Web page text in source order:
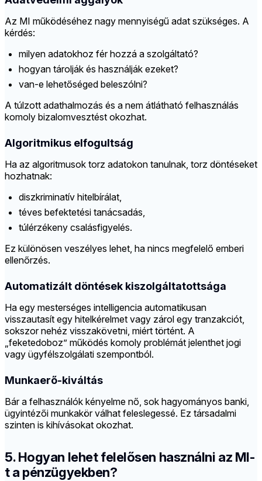
Az MI működéséhez nagy mennyiségű adat szükséges. A
kérdés:
milyen adatokhoz fér hozzá a szolgáltató?
hogyan tárolják és használják ezeket?
van-e lehetőséged beleszólni?
A túlzott adathalmozás és a nem átlátható felhasználás
komoly bizalomvesztést okozhat.
Algoritmikus elfogultság
Ha az algoritmusok torz adatokon tanulnak, torz döntéseket
hozhatnak:
diszkriminatív hitelbírálat,
téves befektetési tanácsadás,
túlérzékeny csalásfigyelés.
Ez különösen veszélyes lehet, ha nincs megfelelő emberi
ellenőrzés.
Automatizált döntések kiszolgáltatottsága
Ha egy mesterséges intelligencia automatikusan
visszautasít egy hitelkérelmet vagy zárol egy tranzakciót,
sokszor nehéz visszakövetni, miért történt. A
„feketedoboz” működés komoly problémát jelenthet jogi
vagy ügyfélszolgálati szempontból.
Munkaerő-kiváltás
Bár a felhasználók kényelme nő, sok hagyományos banki,
ügyintézői munkakör válhat feleslegessé. Ez társadalmi
szinten is kihívásokat okozhat.
5. Hogyan lehet felelősen használni az MI-
t a pénzügyekben?